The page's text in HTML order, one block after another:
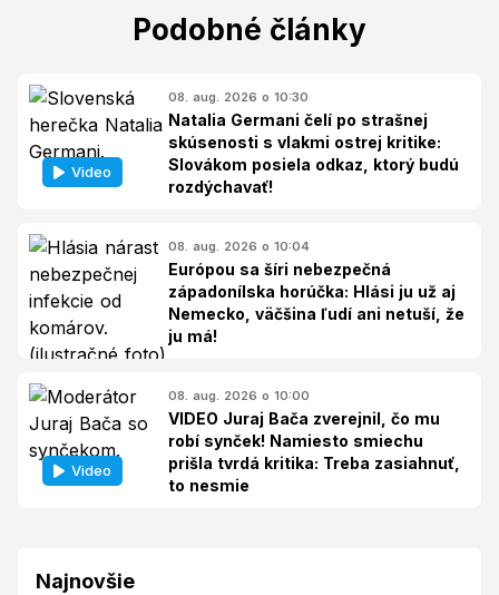
Podobné články
Video
08. aug. 2026 o 10:30
Natalia Germani čelí po strašnej
skúsenosti s vlakmi ostrej kritike:
Slovákom posiela odkaz, ktorý budú
rozdýchavať!
08. aug. 2026 o 10:04
Európou sa šíri nebezpečná
západonílska horúčka: Hlási ju už aj
Nemecko, väčšina ľudí ani netuší, že
ju má!
Video
08. aug. 2026 o 10:00
VIDEO Juraj Bača zverejnil, čo mu
robí synček! Namiesto smiechu
prišla tvrdá kritika: Treba zasiahnuť,
to nesmie
Najnovšie